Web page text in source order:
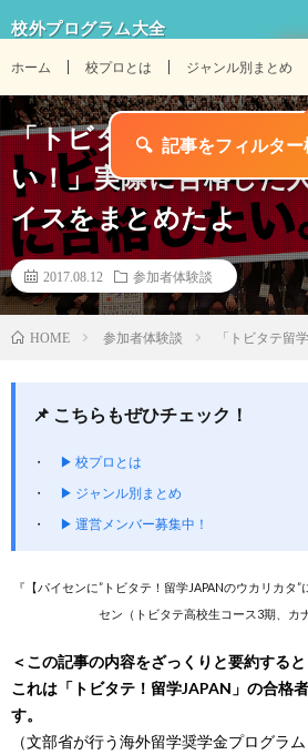
校外プログラム大全
ホーム 校プロとは ジャンル別まとめ
「トビタテ留学JAPAN
い！」実際に合格した
イスをまとめたよ
2017.08.12 参加者体験談
HOME 参加者体験談 「トビタテ留
📌 こちらもぜひチェック！
▶ 校プロとは
▶ ジャンル別まとめ
▶ 運営メンバー募集中！
『【パイセンに”トビタテ！留学JAPANのウカリカタ
セン（ トビタテ高校生コース3期、カ
＜この記事の内容をざっくりと要約すると
これは「トビタテ！留学JAPAN 」の合格
す。
（文部省が行う海外留学奨学金プログラ